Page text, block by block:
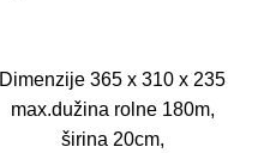
Dimenzije 365 x 310 x 235
max.dužina rolne 180m,
širina 20cm,